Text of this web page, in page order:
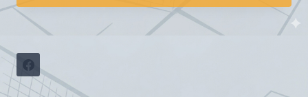
TURNÉ
NOHEJBALOVÝCH
TURNAJŮ